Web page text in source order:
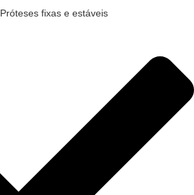
Próteses fixas e estáveis